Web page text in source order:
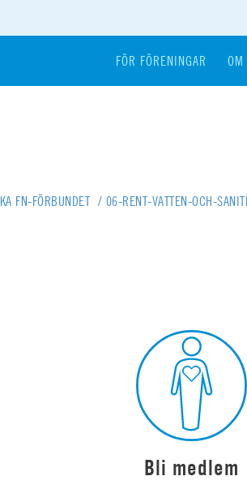
FÖR FÖRENINGAR OM
FN-FÖRBUNDET / 06-RENT-VATTEN-OCH-
Bli medlem